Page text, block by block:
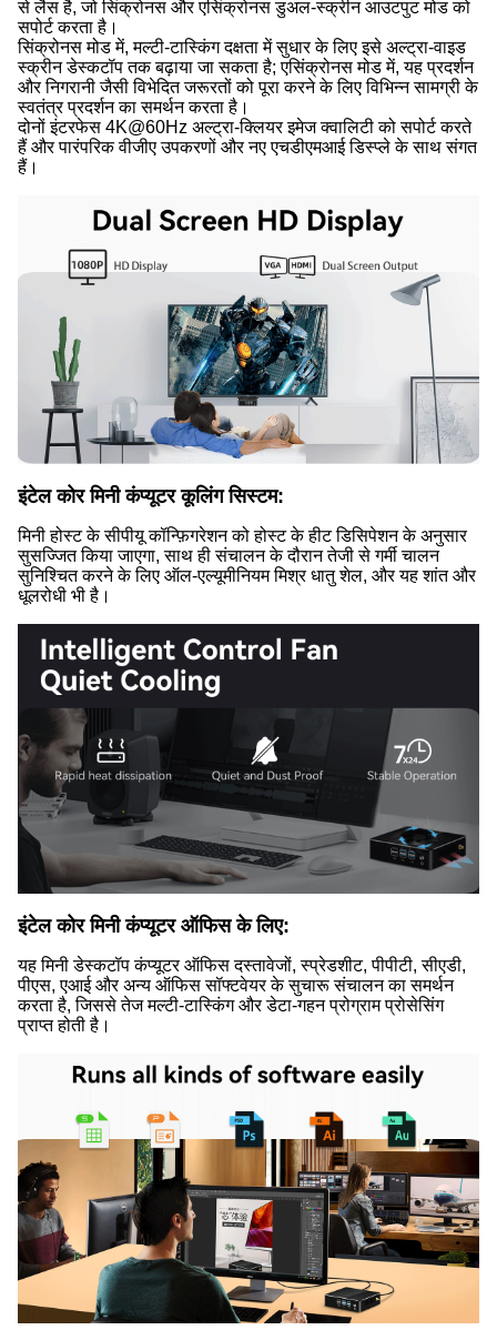
से लैस है, जो सिंक्रोनस और एसिंक्रोनस डुअल-स्क्रीन आउटपुट मोड को
सपोर्ट करता है।
सिंक्रोनस मोड में, मल्टी-टास्किंग दक्षता में सुधार के लिए इसे अल्ट्रा-वाइड
स्क्रीन डेस्कटॉप तक बढ़ाया जा सकता है; एसिंक्रोनस मोड में, यह प्रदर्शन
और निगरानी जैसी विभेदित जरूरतों को पूरा करने के लिए विभिन्न सामग्री के
स्वतंत्र प्रदर्शन का समर्थन करता है।
दोनों इंटरफेस 4K@60Hz अल्ट्रा-क्लियर इमेज क्वालिटी को सपोर्ट करते
हैं और पारंपरिक वीजीए उपकरणों और नए एचडीएमआई डिस्प्ले के साथ संगत
हैं।
इंटेल कोर मिनी कंप्यूटर कूलिंग सिस्टम:
मिनी होस्ट के सीपीयू कॉन्फ़िगरेशन को होस्ट के हीट डिसिपेशन के अनुसार
सुसज्जित किया जाएगा, साथ ही संचालन के दौरान तेजी से गर्मी चालन
सुनिश्चित करने के लिए ऑल-एल्यूमीनियम मिश्र धातु शेल, और यह शांत और
धूलरोधी भी है।
इंटेल कोर मिनी कंप्यूटर ऑफिस के लिए:
यह मिनी डेस्कटॉप कंप्यूटर ऑफिस दस्तावेजों, स्प्रेडशीट, पीपीटी, सीएडी,
पीएस, एआई और अन्य ऑफिस सॉफ्टवेयर के सुचारू संचालन का समर्थन
करता है, जिससे तेज मल्टी-टास्किंग और डेटा-गहन प्रोग्राम प्रोसेसिंग
प्राप्त होती है।